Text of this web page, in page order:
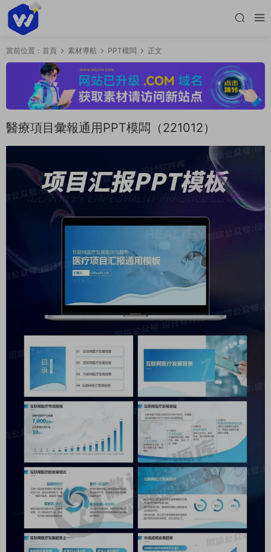
當前位置： 首頁 素材導航 PPT模闆 正文
醫療項目彙報通用PPT模闆（221012）